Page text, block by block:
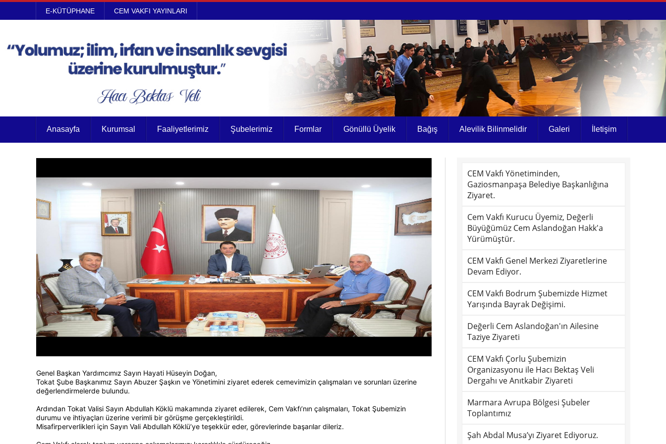
E-KÜTÜPHANE CEM VAKFI YAYINLARI
Anasayfa Kurumsal Faaliyetlerimiz Şubelerimiz Formlar Gönüllü Üyelik Bağış Alevilik Bilinmelidir Galeri İletişim
Genel Başkan Yardımcımız Sayın Hayati Hüseyin Doğan,
Tokat Şube Başkanımız Sayın Abuzer Şaşkın ve Yönetimini ziyaret ederek cemevimizin çalışmaları ve sorunları üzerine
değerlendirmelerde bulundu.
Ardından Tokat Valisi Sayın Abdullah Köklü makamında ziyaret edilerek, Cem Vakfı’nın çalışmaları, Tokat Şubemizin
durumu ve ihtiyaçları üzerine verimli bir görüşme gerçekleştirildi.
Misafirperverlikleri için Sayın Vali Abdullah Köklü’ye teşekkür eder, görevlerinde başarılar dileriz.
CEM Vakfı Yönetiminden,
Gaziosmanpaşa Belediye Başkanlığına
Ziyaret.
Cem Vakfı Kurucu Üyemiz, Değerli
Büyüğümüz Cem Aslandoğan Hakk'a
Yürümüştür.
CEM Vakfı Genel Merkezi Ziyaretlerine
Devam Ediyor.
CEM Vakfı Bodrum Şubemizde Hizmet
Yarışında Bayrak Değişimi.
Değerli Cem Aslandoğan'ın Ailesine
Taziye Ziyareti
CEM Vakfı Çorlu Şubemizin
Organizasyonu ile Hacı Bektaş Veli
Dergahı ve Anıtkabir Ziyareti
Marmara Avrupa Bölgesi Şubeler
Toplantımız
Şah Abdal Musa’yı Ziyaret Ediyoruz.